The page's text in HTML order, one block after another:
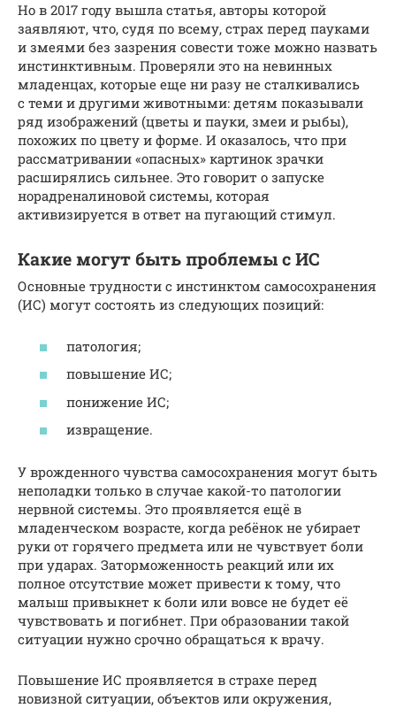
Но в 2017 году вышла статья, авторы которой
заявляют, что, судя по всему, страх перед пауками
и змеями без зазрения совести тоже можно назвать
инстинктивным. Проверяли это на невинных
младенцах, которые еще ни разу не сталкивались
с теми и другими животными: детям показывали
ряд изображений (цветы и пауки, змеи и рыбы),
похожих по цвету и форме. И оказалось, что при
рассматривании «опасных» картинок зрачки
расширялись сильнее. Это говорит о запуске
норадреналиновой системы, которая
активизируется в ответ на пугающий стимул.
Какие могут быть проблемы с ИС
Основные трудности с инстинктом самосохранения
(ИС) могут состоять из следующих позиций:
патология;
повышение ИС;
понижение ИС;
извращение.
У врожденного чувства самосохранения могут быть
неполадки только в случае какой-то патологии
нервной системы. Это проявляется ещё в
младенческом возрасте, когда ребёнок не убирает
руки от горячего предмета или не чувствует боли
при ударах. Заторможенность реакций или их
полное отсутствие может привести к тому, что
малыш привыкнет к боли или вовсе не будет её
чувствовать и погибнет. При образовании такой
ситуации нужно срочно обращаться к врачу.
Повышение ИС проявляется в страхе перед
новизной ситуации, объектов или окружения,